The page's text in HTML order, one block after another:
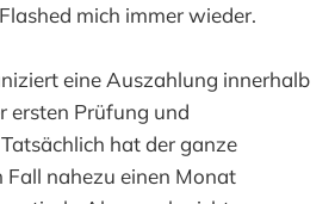
mich immer wieder.
eine Auszahlung innerhalb
ersten Prüfung und
hat der ganze
Fall nahezu einen Monat